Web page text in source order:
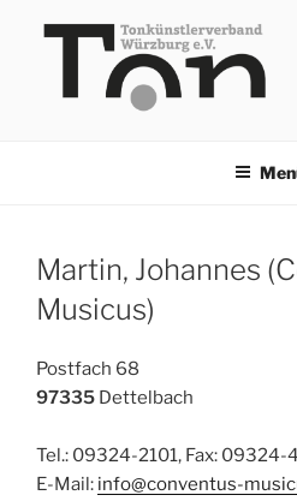
Inhalt
Martin, Johannes
Musicus)
Postfach 68
97335 Dettelbach
Tel.: 09324-2101, Fax: 09324-
E-Mail: info@conventus-